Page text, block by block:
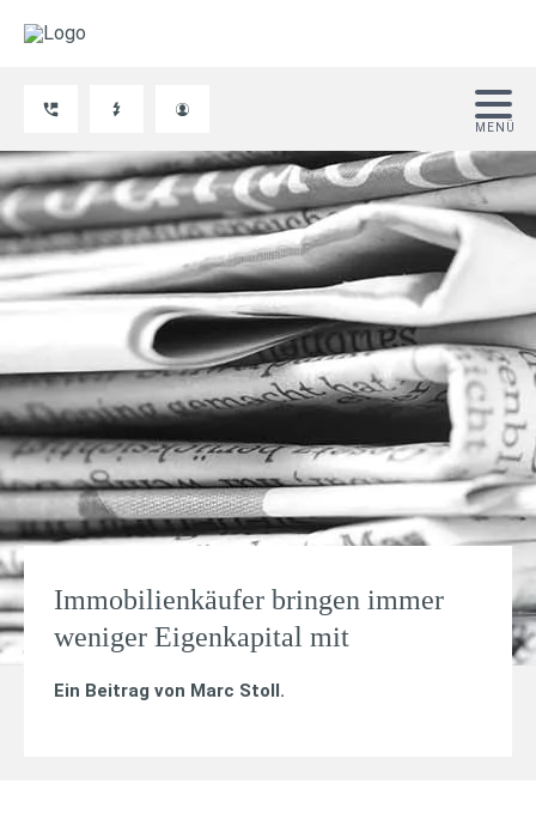
Immobilienkäufer bringen immer
weniger Eigenkapital mit
Ein Beitrag von Marc Stoll.